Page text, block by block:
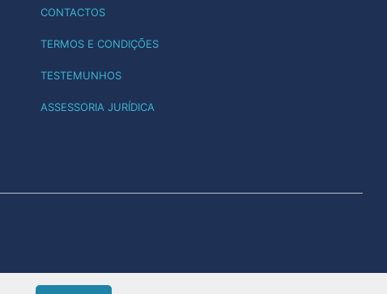
CONTACTOS
TERMOS E CONDIÇÕES
TESTEMUNHOS
ASSESSORIA JURÍDICA